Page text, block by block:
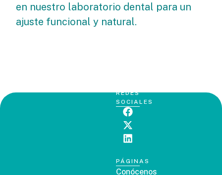
en nuestro laboratorio dental para un
ajuste funcional y natural.
REDES
SOCIALES
PÁGINAS
Conócenos